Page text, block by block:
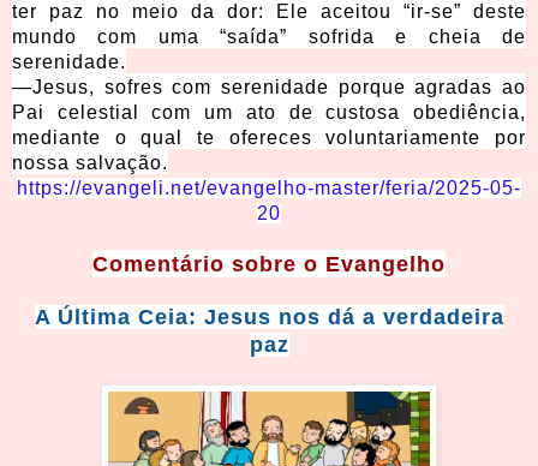
ter paz no meio da dor: Ele aceitou “ir-se” deste
mundo com uma “saída” sofrida e cheia de
serenidade.
—Jesus, sofres com serenidade porque agradas ao
Pai celestial com um ato de custosa obediência,
mediante o qual te ofereces voluntariamente por
nossa salvação.
https://evangeli.net/evangelho-master/feria/2025-05-
20
Comentário sobre o Evangelho
A Última Ceia: Jesus nos dá a verdadeira
paz